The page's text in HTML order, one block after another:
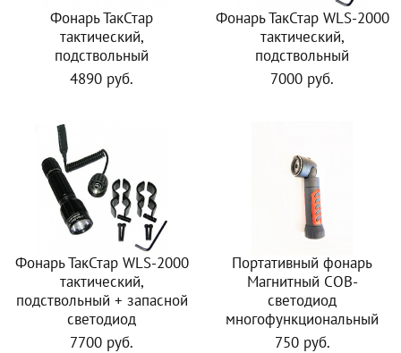
Фонарь ТакСтар
тактический,
подствольный
4890 руб.
Фонарь ТакСтар WLS-2000
тактический,
подствольный
7000 руб.
Фонарь ТакСтар WLS-2000
тактический,
подствольный + запасной
светодиод
7700 руб.
Портативный фонарь
Магнитный COB-
светодиод
многофункциональный
750 руб.